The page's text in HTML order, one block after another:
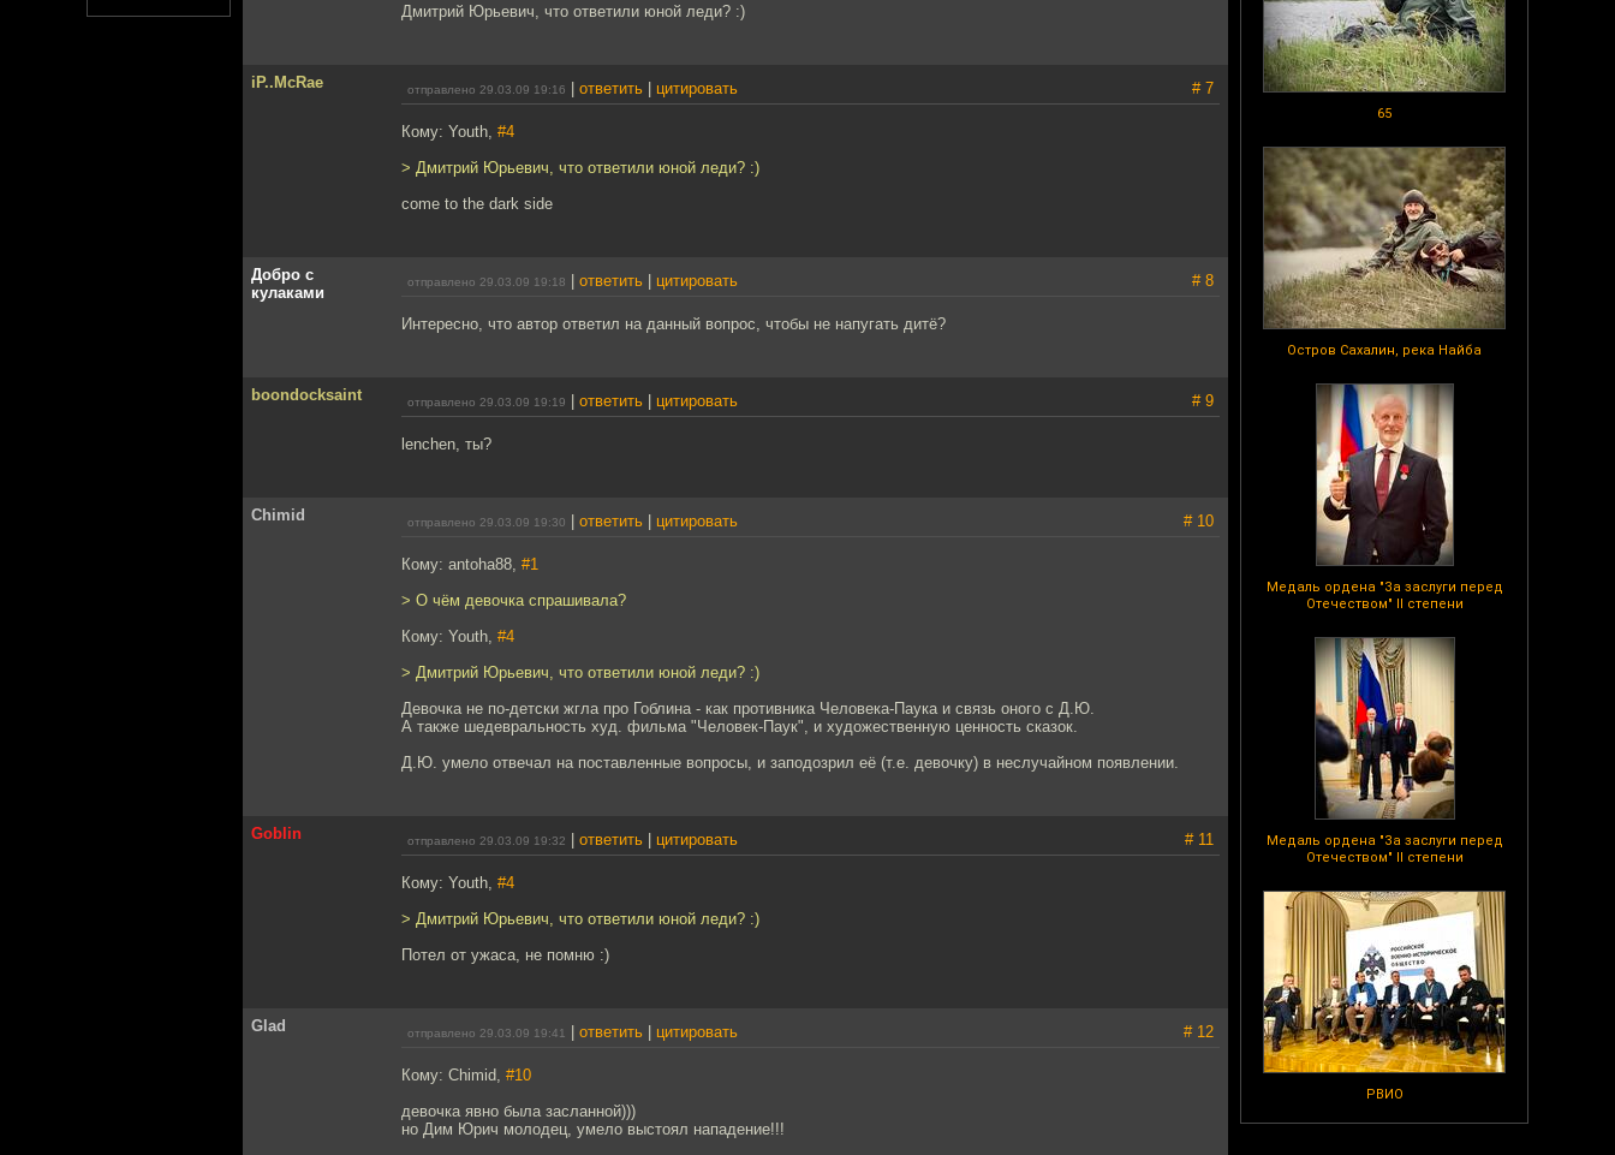
65
Остров Сахалин, река Найба
Медаль ордена "За заслуги перед
Отечеством" II степени
Медаль ордена "За заслуги перед
Отечеством" II степени
РВИО
Дмитрий Юрьевич, что ответили юной леди? :)
iP..McRae отправлено 29.03.09 19:16 ответить цитировать # 7
Кому: Youth, #4
> Дмитрий Юрьевич, что ответили юной леди? :)
come to the dark side
Добро с
кулаками
отправлено 29.03.09 19:18 ответить цитировать # 8
Интересно, что автор ответил на данный вопрос, чтобы не напугать дитё?
boondocksaint отправлено 29.03.09 19:19 ответить цитировать # 9
lenchen, ты?
Chimid отправлено 29.03.09 19:30 ответить цитировать # 10
Кому: antoha88, #1
> О чём девочка спрашивала?
Кому: Youth, #4
> Дмитрий Юрьевич, что ответили юной леди? :)
Девочка не по-детски жгла про Гоблина - как противника Человека-Паука и связь оного с Д.Ю.
А также шедевральность худ. фильма "Человек-Паук", и художественную ценность сказок.
Д.Ю. умело отвечал на поставленные вопросы, и заподозрил её (т.е. девочку) в неслучайном появлении.
Goblin отправлено 29.03.09 19:32 ответить цитировать # 11
Кому: Youth, #4
> Дмитрий Юрьевич, что ответили юной леди? :)
Потел от ужаса, не помню :)
Glad отправлено 29.03.09 19:41 ответить цитировать # 12
Кому: Chimid, #10
девочка явно была засланной)))
но Дим Юрич молодец, умело выстоял нападение!!!